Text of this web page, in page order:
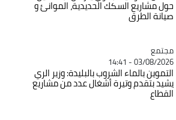
حول مشاريع السكك الحديدية، الموانئ و
صيانة الطرق
Catégorie
مجتمع
03/08/2026 - 14:41
التموين بالماء الشروب بالبليدة: وزير الري
يشيد بتقدم وتيرة أشغال عدد من مشاريع
القطاع